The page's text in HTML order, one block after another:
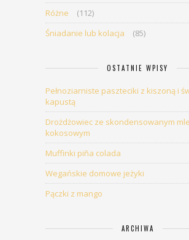
Różne
(112)
Śniadanie lub kolacja
(85)
OSTATNIE WPISY
Pełnoziarniste paszteciki z kiszoną i
kapustą
Drożdżowiec ze skondensowanym
kokosowym
Muffinki piña colada
Wegańskie domowe jeżyki
Pączki z mango
ARCHIWA